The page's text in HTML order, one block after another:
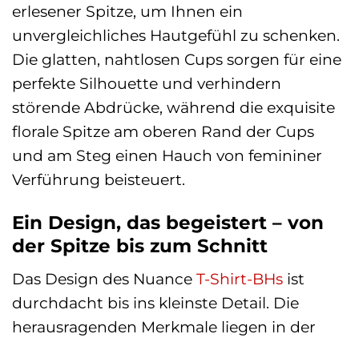
erlesener Spitze, um Ihnen ein
unvergleichliches Hautgefühl zu schenken.
Die glatten, nahtlosen Cups sorgen für eine
perfekte Silhouette und verhindern
störende Abdrücke, während die exquisite
florale Spitze am oberen Rand der Cups
und am Steg einen Hauch von femininer
Verführung beisteuert.
Ein Design, das begeistert – von
der Spitze bis zum Schnitt
Das Design des Nuance T-Shirt-BHs ist
durchdacht bis ins kleinste Detail. Die
herausragenden Merkmale liegen in der